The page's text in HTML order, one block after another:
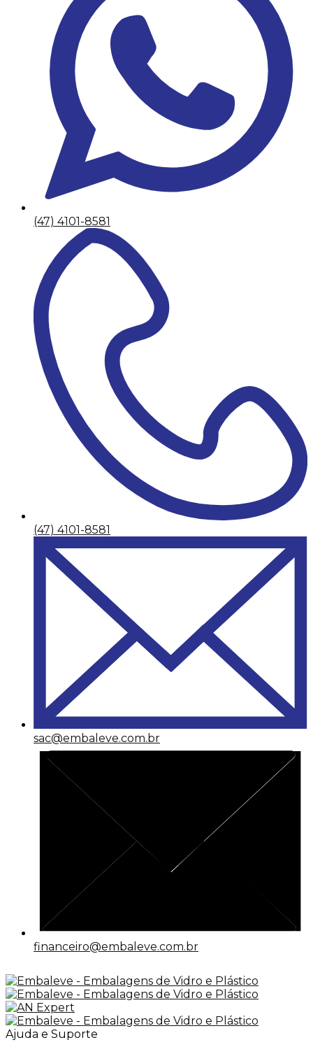
(47) 4101-8581
(47) 4101-8581
sac@embaleve.com.br
financeiro@embaleve.com.br
Ajuda e Suporte